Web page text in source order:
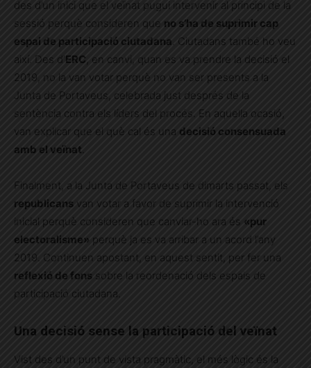
des d’un inici que el veïnat pugui intervenir al principi de la
sessió perquè consideren que no s’ha de suprimir cap
espai de participació ciutadana . Ciutadans també ho veu
així. Des d’ ERC, en canvi, quan es va prendre la decisió el
2019, no la van votar perquè no van ser presents a la
Junta de Portaveus, celebrada just després de la
sentència contra els líders del procés. En aquella ocasió,
van explicar que el què cal és una decisió consensuada
amb el veïnat.
Finalment, a la Junta de Portaveus de dimarts passat, els
republicans van votar a favor de suprimir la intervenció
inicial perquè consideren que canviar-ho ara és «pur
electoralisme» perquè ja es va arribar a un acord l’any
2019. Continuen apostant, en aquest sentit, per fer una
reflexió de fons sobre la reordenació dels espais de
participació ciutadana.
Una decisió sense la participació del veïnat
Vist des d’un punt de vista pragmàtic, el més lògic és la